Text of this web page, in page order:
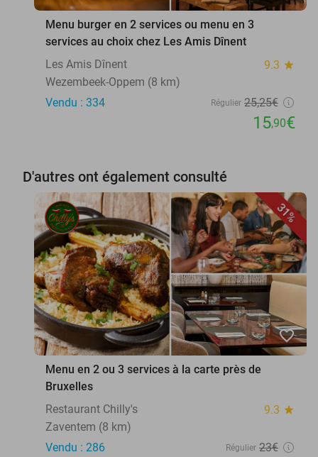
Menu burger en 2 services ou menu en 3
services au choix chez Les Amis Dînent
Les Amis Dînent
9.3 star
Wezembeek-Oppem (8 km)
Vendu : 334
Régulier 25,25€
15,90€
D'autres ont également consulté
31%
favorite_border
Menu en 2 ou 3 services à la carte près de
Bruxelles
Restaurant Chilly's
9.3 star
Zaventem (8 km)
Vendu : 286
Régulier 23€